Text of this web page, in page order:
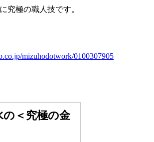
究極の職人技です。
mizuhodotwork/0100307905
の＜究極の金